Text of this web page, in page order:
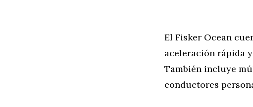
El Fisker Ocean
aceleración rápida
También incluye
conductores